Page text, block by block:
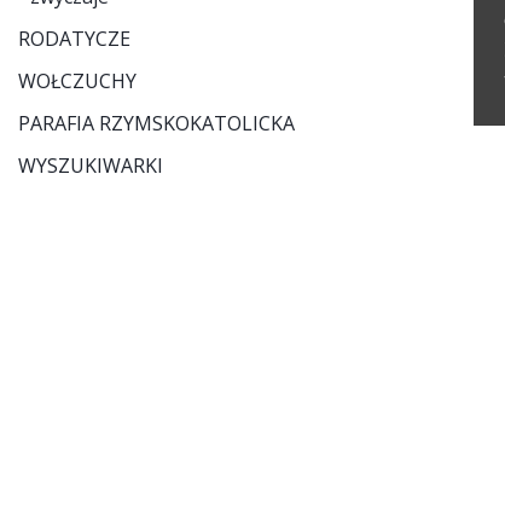
RODATYCZE
WOŁCZUCHY
PARAFIA RZYMSKOKATOLICKA
WYSZUKIWARKI